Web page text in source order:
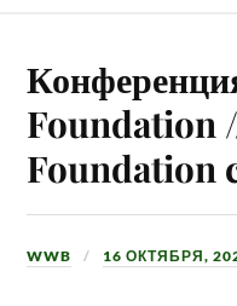
Foundation
Foundation
WWB 16 ОКТЯБРЯ,